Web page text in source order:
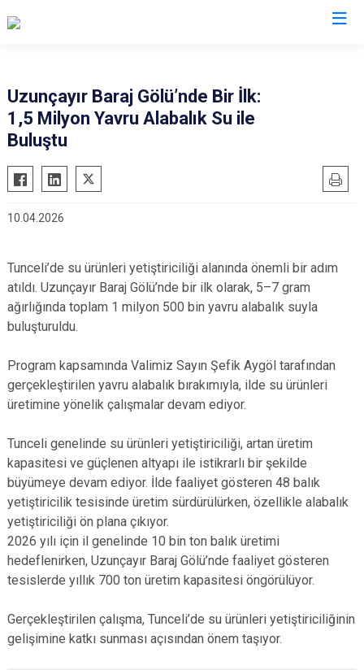
Uzunçayır Baraj Gölü’nde Bir İlk:
1,5 Milyon Yavru Alabalık Su ile
Buluştu
10.04.2026
Tunceli’de su ürünleri yetiştiriciliği alanında önemli bir adım
atıldı. Uzunçayır Baraj Gölü’nde bir ilk olarak, 5–7 gram
ağırlığında toplam 1 milyon 500 bin yavru alabalık suyla
buluşturuldu.
Program kapsamında Valimiz Sayın Şefik Aygöl tarafından
gerçekleştirilen yavru alabalık bırakımıyla, ilde su ürünleri
üretimine yönelik çalışmalar devam ediyor.
Tunceli genelinde su ürünleri yetiştiriciliği, artan üretim
kapasitesi ve güçlenen altyapı ile istikrarlı bir şekilde
büyümeye devam ediyor. İlde faaliyet gösteren 48 balık
yetiştiricilik tesisinde üretim sürdürülürken, özellikle alabalık
yetiştiriciliği ön plana çıkıyor.
2026 yılı için il genelinde 10 bin ton balık üretimi
hedeflenirken, Uzunçayır Baraj Gölü’nde faaliyet gösteren
tesislerde yıllık 700 ton üretim kapasitesi öngörülüyor.
Gerçekleştirilen çalışma, Tunceli’de su ürünleri yetiştiriciliğinin
gelişimine katkı sunması açısından önem taşıyor.